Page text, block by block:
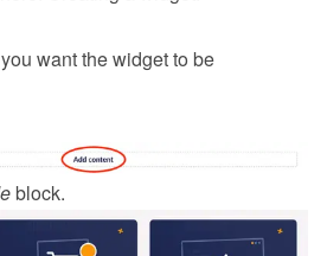
want the widget to be
block.